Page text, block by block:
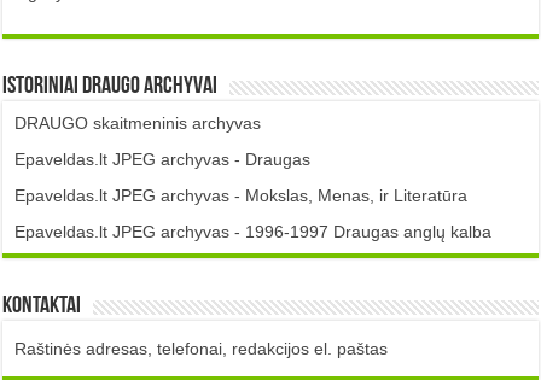
Istoriniai DRAUGO Archyvai
DRAUGO skaitmeninis archyvas
Epaveldas.lt JPEG archyvas - Draugas
Epaveldas.lt JPEG archyvas - Mokslas, Menas, ir Literatūra
Epaveldas.lt JPEG archyvas - 1996-1997 Draugas anglų kalba
Kontaktai
Raštinės adresas, telefonai, redakcijos el. paštas